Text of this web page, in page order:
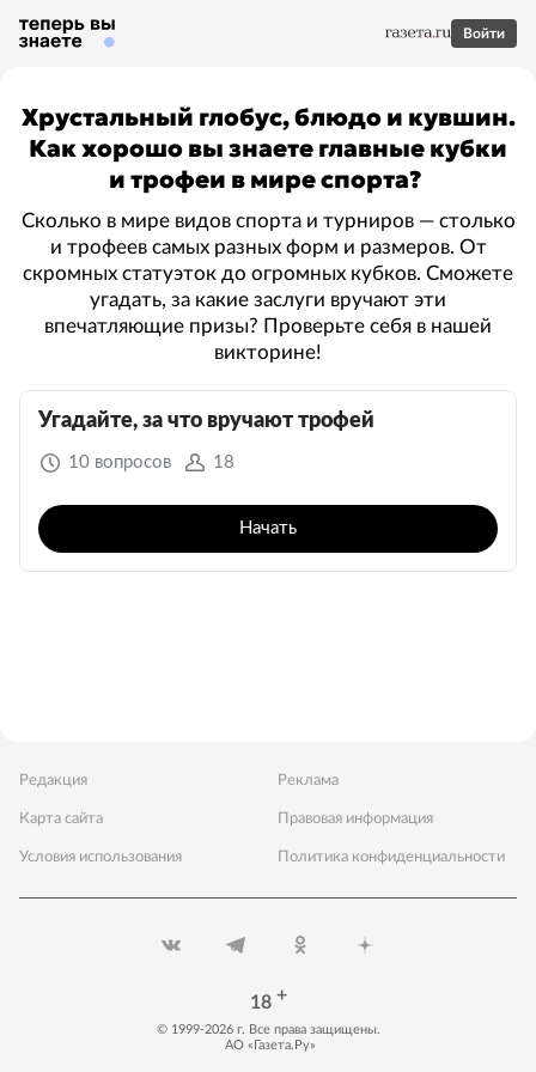
Войти
Хрустальный глобус, блюдо и кувшин.
Как хорошо вы знаете главные кубки
и трофеи в мире спорта?
Сколько в мире видов спорта и турниров — столько
и трофеев самых разных форм и размеров. От
скромных статуэток до огромных кубков. Сможете
угадать, за какие заслуги вручают эти
впечатляющие призы? Проверьте себя в нашей
викторине!
Редакция Реклама
Карта сайта Правовая информация
Условия использования Политика конфиденциальности
© 1999-2026г. Все права защищены.
АО «Газета.Ру»
18 +